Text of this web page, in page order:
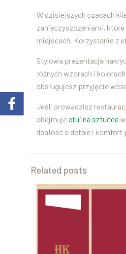
W dzisiejszych czasach
zanieczyszczeniami,
miejscach. Korzystanie z
Stylowa prezentacja
różnych wzorach i
obsługujesz przyjęcie
Jeśli prowadzisz
obejmujeetui na sztućce
dbałość o detale i komfort
Related posts